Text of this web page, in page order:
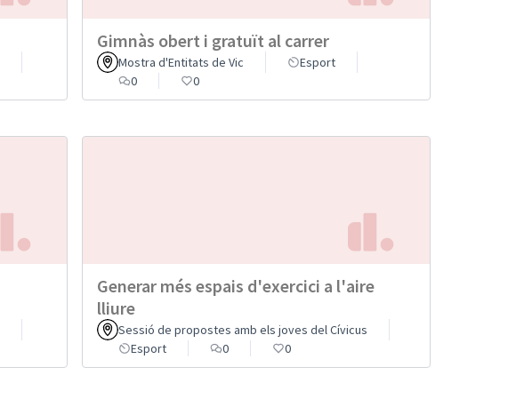
Gimnàs obert i gratuït al carrer
Mostra d'Entitats de Vic
Esport
0
0
Generar més espais d'exercici a l'aire
lliure
Sessió de propostes amb els joves del Cívicus
Esport
0 0